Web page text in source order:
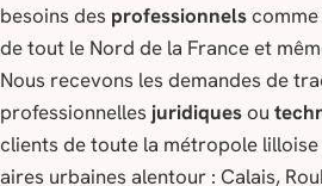
besoins des professionnelscomme
de tout le Nord de la France et
Nous recevons les demandes de
professionnelles juridiquesou
clients de toute la métropole lilloise
aires urbaines alentour : Calais,